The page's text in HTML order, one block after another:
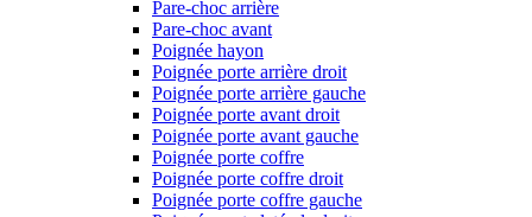
Pare-choc arrière
Pare-choc avant
Poignée hayon
Poignée porte arrière droit
Poignée porte arrière gauche
Poignée porte avant droit
Poignée porte avant gauche
Poignée porte coffre
Poignée porte coffre droit
Poignée porte coffre gauche